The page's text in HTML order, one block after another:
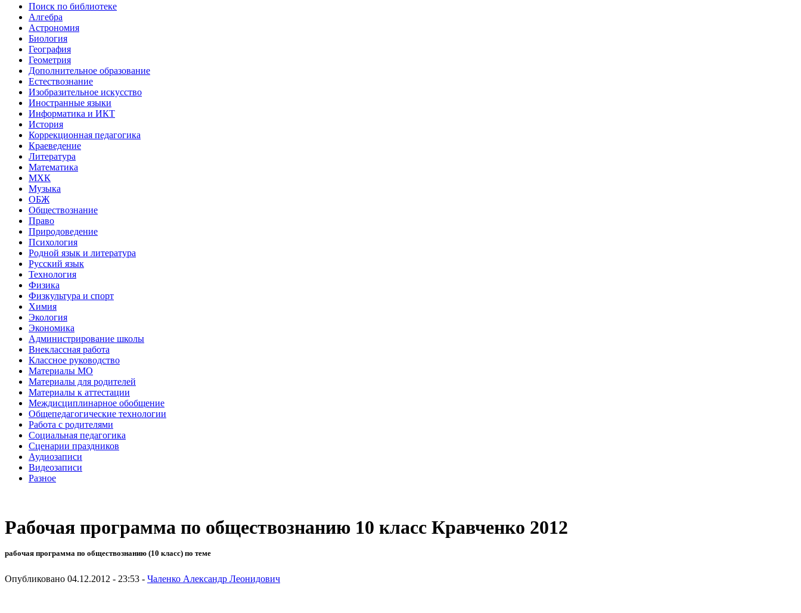
Поиск по библиотеке
Алгебра
Астрономия
Биология
География
Геометрия
Дополнительное образование
Естествознание
Изобразительное искусство
Иностранные языки
Информатика и ИКТ
История
Коррекционная педагогика
Краеведение
Литература
Математика
МХК
Музыка
ОБЖ
Обществознание
Право
Природоведение
Психология
Родной язык и литература
Русский язык
Технология
Физика
Физкультура и спорт
Химия
Экология
Экономика
Администрирование школы
Внеклассная работа
Классное руководство
Материалы МО
Материалы для родителей
Материалы к аттестации
Междисциплинарное обобщение
Общепедагогические технологии
Работа с родителями
Социальная педагогика
Сценарии праздников
Аудиозаписи
Видеозаписи
Разное
Рабочая программа по обществознанию 10 класс Кравченко 2012
рабочая программа по обществознанию (10 класс) по теме
Опубликовано 04.12.2012 - 23:53 - Чаленко Александр Леонидович